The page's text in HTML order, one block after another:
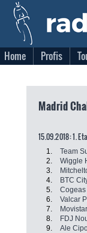
Home Profis
Madrid
15.09.2018: 1.
1. Team
2.
Wiggle
3.
4.
BTC
5.
Cogeas
6.
Valcar
7.
8.
FDJ
9.
Ale